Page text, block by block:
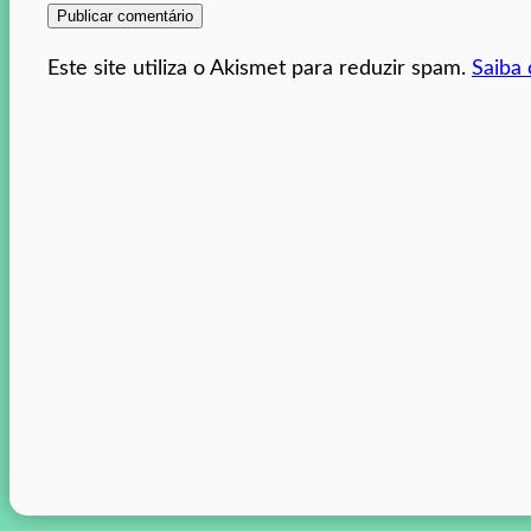
Este site utiliza o Akismet para reduzir spam. Saiba